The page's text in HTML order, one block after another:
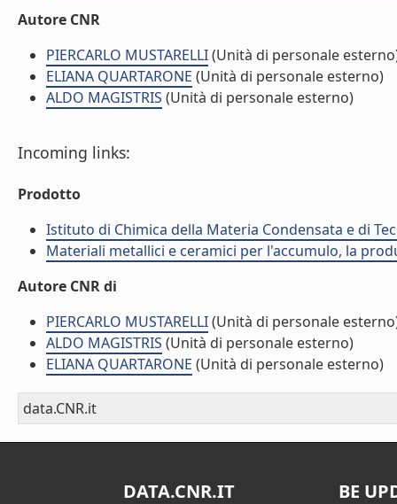
Autore CNR
PIERCARLO MUSTARELLI(Unità di personale
ELIANA QUARTARONE (Unità di personale esterno)
ALDO MAGISTRIS (Unità di personale esterno)
Incoming links:
Prodotto
Istituto di Chimica della Materia Condensata e di
Materiali metallici e ceramici per l'accumulo, la
Autore CNR di
PIERCARLO MUSTARELLI(Unità di personale
ALDO MAGISTRIS (Unità di personale esterno)
ELIANA QUARTARONE (Unità di personale esterno)
data.CNR.it
DATA.CNR.IT BE